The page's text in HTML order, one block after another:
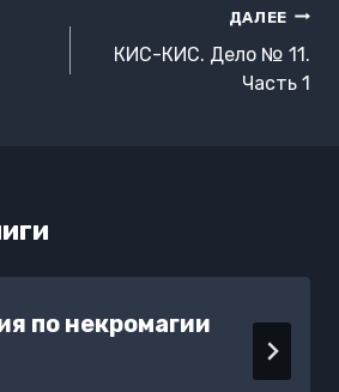
ДАЛЕЕ
КИС-КИС. Дело № 11.
Часть 1
по некромагии